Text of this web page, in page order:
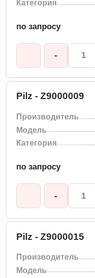
Категория
по запросу
-
Pilz - Z9000009
Производитель
Модель
Категория
по запросу
-
Pilz - Z9000015
Производитель
Модель